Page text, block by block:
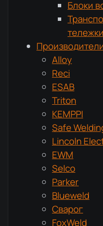
Блоки
тележки
Alloy
Reci
ESAB
Triton
KEMPPI
Safe
Lincoln
EWM
Selco
Parker
Blueweld
Сварог
FoxWeld